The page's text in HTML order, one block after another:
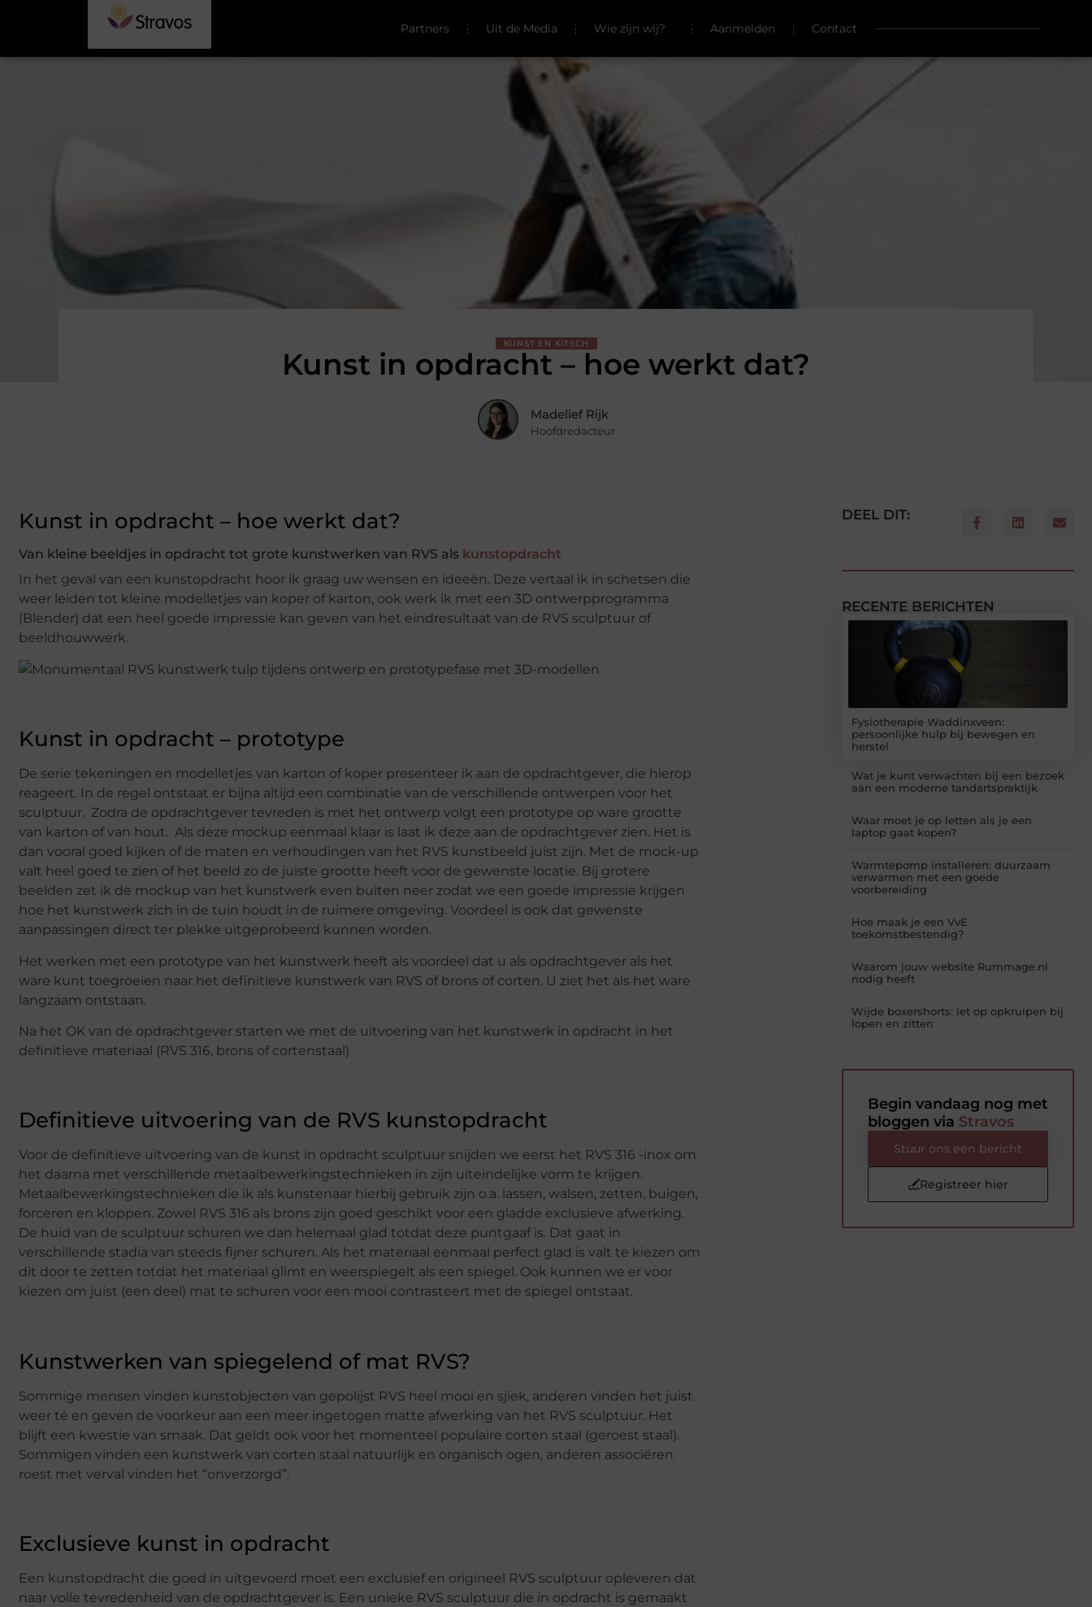
Partners Uit de Media Wie zijn wij? Aanmelden Contact
KUNST EN KITSCH
Kunst in opdracht – hoe werkt dat?
Madelief Rijk
Hoofdredacteur
Kunst in opdracht – hoe werkt dat?
Van kleine beeldjes in opdracht tot grote kunstwerken van RVS als kunstopdracht
In het geval van een kunstopdracht hoor ik graag uw wensen en ideeën. Deze vertaal ik in schetsen die
weer leiden tot kleine modelletjes van koper of karton, ook werk ik met een 3D ontwerpprogramma
(Blender) dat een heel goede impressie kan geven van het eindresultaat van de RVS sculptuur of
beeldhouwwerk.
Kunst in opdracht – prototype
De serie tekeningen en modelletjes van karton of koper presenteer ik aan de opdrachtgever, die hierop
reageert. In de regel ontstaat er bijna altijd een combinatie van de verschillende ontwerpen voor het
sculptuur. Zodra de opdrachtgever tevreden is met het ontwerp volgt een prototype op ware grootte
van karton of van hout. Als deze mockup eenmaal klaar is laat ik deze aan de opdrachtgever zien. Het is
dan vooral goed kijken of de maten en verhoudingen van het RVS kunstbeeld juist zijn. Met de mock-up
valt heel goed te zien of het beeld zo de juiste grootte heeft voor de gewenste locatie. Bij grotere
beelden zet ik de mockup van het kunstwerk even buiten neer zodat we een goede impressie krijgen
hoe het kunstwerk zich in de tuin houdt in de ruimere omgeving. Voordeel is ook dat gewenste
aanpassingen direct ter plekke uitgeprobeerd kunnen worden.
Het werken met een prototype van het kunstwerk heeft als voordeel dat u als opdrachtgever als het
ware kunt toegroeien naar het definitieve kunstwerk van RVS of brons of corten. U ziet het als het ware
langzaam ontstaan.
Na het OK van de opdrachtgever starten we met de uitvoering van het kunstwerk in opdracht in het
definitieve materiaal (RVS 316, brons of cortenstaal)
Definitieve uitvoering van de RVS kunstopdracht
Voor de definitieve uitvoering van de kunst in opdracht sculptuur snijden we eerst het RVS 316 -inox om
het daarna met verschillende metaalbewerkingstechnieken in zijn uiteindelijke vorm te krijgen.
Metaalbewerkingstechnieken die ik als kunstenaar hierbij gebruik zijn o.a. lassen, walsen, zetten, buigen,
forceren en kloppen. Zowel RVS 316 als brons zijn goed geschikt voor een gladde exclusieve afwerking.
De huid van de sculptuur schuren we dan helemaal glad totdat deze puntgaaf is. Dat gaat in
verschillende stadia van steeds fijner schuren. Als het materiaal eenmaal perfect glad is valt te kiezen om
dit door te zetten totdat het materiaal glimt en weerspiegelt als een spiegel. Ook kunnen we er voor
kiezen om juist (een deel) mat te schuren voor een mooi contrasteert met de spiegel ontstaat.
Kunstwerken van spiegelend of mat RVS?
Sommige mensen vinden kunstobjecten van gepolijst RVS heel mooi en sjiek, anderen vinden het juist
weer té en geven de voorkeur aan een meer ingetogen matte afwerking van het RVS sculptuur. Het
blijft een kwestie van smaak. Dat geldt ook voor het momenteel populaire corten staal (geroest staal).
Sommigen vinden een kunstwerk van corten staal natuurlijk en organisch ogen, anderen associëren
roest met verval vinden het “onverzorgd”.
Exclusieve kunst in opdracht
Een kunstopdracht die goed in uitgevoerd moet een exclusief en origineel RVS sculptuur opleveren dat
naar volle tevredenheid van de opdrachtgever is. Een unieke RVS sculptuur die in opdracht is gemaakt
DEEL DIT:
RECENTE BERICHTEN
Fysiotherapie Waddinxveen:
persoonlijke hulp bij bewegen en
herstel
Wat je kunt verwachten bij een bezoek
aan een moderne tandartspraktijk
Waar moet je op letten als je een
laptop gaat kopen?
Warmtepomp installeren: duurzaam
verwarmen met een goede
voorbereiding
Hoe maak je een VvE
toekomstbestendig?
Waarom jouw website Rummage.nl
nodig heeft
Wijde boxershorts: let op opkruipen bij
lopen en zitten
Begin vandaag nog met
bloggen via Stravos
Stuur ons een bericht
Registreer hier